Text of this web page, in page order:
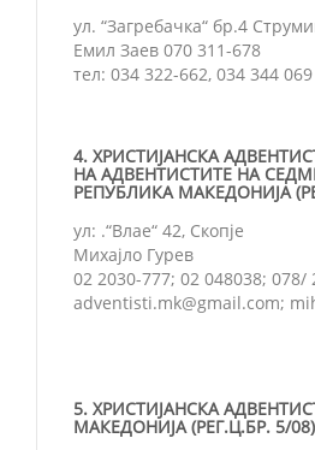
ул. “Загребачка“ бр.4
Емил Заев 070 311-678
тел: 034 322-662, 034 344 069
4. ХРИСТИЈАНСКА
НА АДВЕНТИСТИТЕ НА
РЕПУБЛИКА МАКЕДОНИЈА
ул: .“Влае“ 42, Скопје
Михајло Гурев
02 2030-777; 02 048038; 078/
adventisti.mk@gmail.com;
5. ХРИСТИЈАНСКА
МАКЕДОНИЈА (РЕГ.Ц.БР. 5/08)